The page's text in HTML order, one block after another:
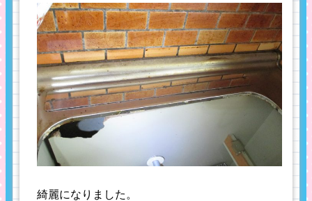
綺麗になりました。